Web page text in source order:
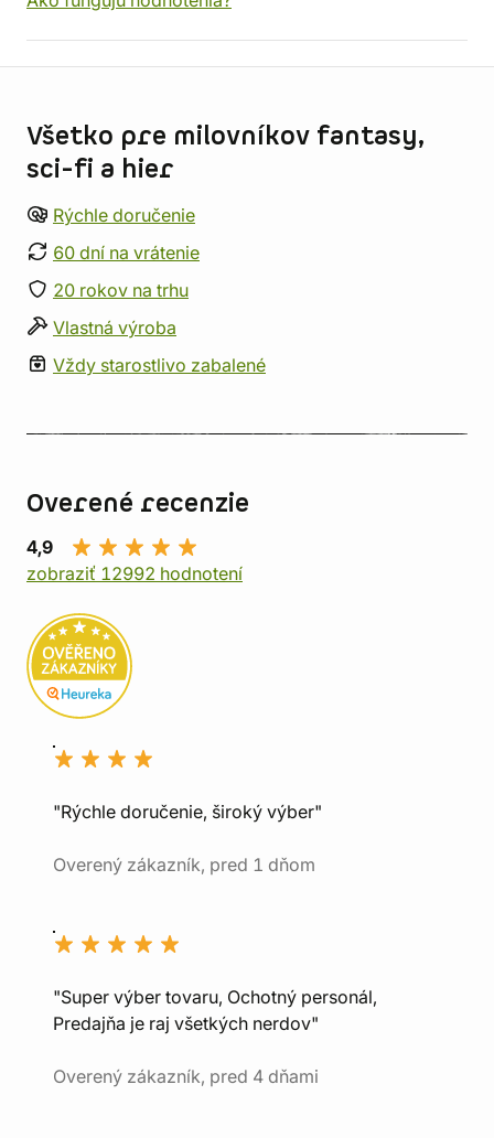
Všetko pre milovníkov fantasy,
sci-fi a hier
Rýchle doručenie
60 dní na vrátenie
20 rokov na trhu
Vlastná výroba
Vždy starostlivo zabalené
Overené recenzie
4,9
zobraziť 12992 hodnotení
"Rýchle doručenie, široký výber"
Overený zákazník, pred 1 dňom
"Super výber tovaru, Ochotný personál,
Predajňa je raj všetkých nerdov"
Overený zákazník, pred 4 dňami